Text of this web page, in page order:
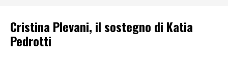
Cristina Plevani, il sostegno di Katia
Pedrotti